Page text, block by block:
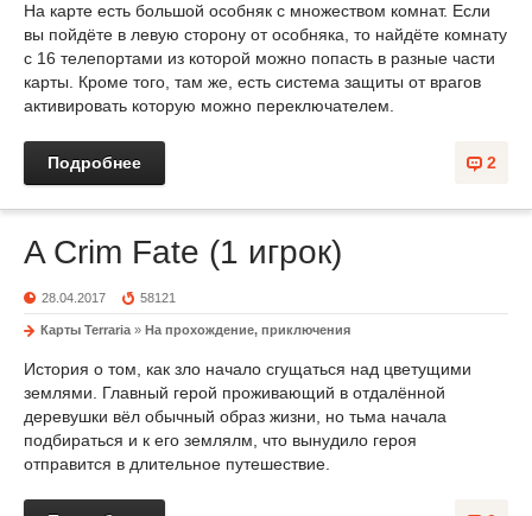
На карте есть большой особняк с множеством комнат. Если
вы пойдёте в левую сторону от особняка, то найдёте комнату
с 16 телепортами из которой можно попасть в разные части
карты. Кроме того, там же, есть система защиты от врагов
активировать которую можно переключателем.
2
Подробнее
A Crim Fate (1 игрок)
28.04.2017 58121
Карты Terraria » На прохождение, приключения
История о том, как зло начало сгущаться над цветущими
землями. Главный герой проживающий в отдалённой
деревушки вёл обычный образ жизни, но тьма начала
подбираться и к его землялм, что вынудило героя
отправится в длительное путешествие.